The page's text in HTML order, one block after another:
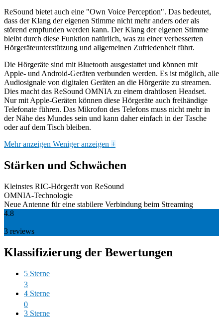
ReSound bietet auch eine "Own Voice Perception". Das bedeutet,
dass der Klang der eigenen Stimme nicht mehr anders oder als
störend empfunden werden kann. Der Klang der eigenen Stimme
bleibt durch diese Funktion natürlich, was zu einer verbesserten
Hörgeräteunterstützung und allgemeinen Zufriedenheit führt.
Die Hörgeräte sind mit Bluetooth ausgestattet und können mit
Apple- und Android-Geräten verbunden werden. Es ist möglich, alle
Audiosignale von digitalen Geräten an die Hörgeräte zu streamen.
Dies macht das ReSound OMNIA zu einem drahtlosen Headset.
Nur mit Apple-Geräten können diese Hörgeräte auch freihändige
Telefonate führen. Das Mikrofon des Telefons muss nicht mehr in
der Nähe des Mundes sein und kann daher einfach in der Tasche
oder auf dem Tisch bleiben.
Mehr anzeigen Weniger anzeigen +
Stärken und Schwächen
Kleinstes RIC-Hörgerät von ReSound
OMNIA-Technologie
Neue Antenne für eine stabilere Verbindung beim Streaming
4.8
3 reviews
Klassifizierung der Bewertungen
5 Sterne
3
4 Sterne
0
3 Sterne